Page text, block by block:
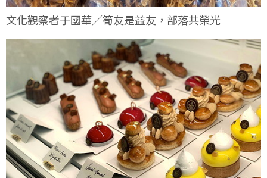
文化觀察者于國華／筍友是益友，部落共榮光